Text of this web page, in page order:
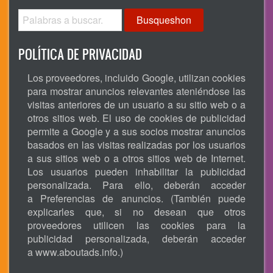
Busqueshon
POLÍTICA DE PRIVACIDAD
Los proveedores, incluido Google, utilizan cookies
para mostrar anuncios relevantes ateniéndose las
visitas anteriores de un usuario a su sitio web o a
otros sitios web. El uso de cookies de publicidad
permite a Google y a sus socios mostrar anuncios
basados en las visitas realizadas por los usuarios
a sus sitios web o a otros sitios web de Internet.
Los usuarios pueden inhabilitar la publicidad
personalizada. Para ello, deberán acceder
a Preferencias de anuncios. (También puede
explicarles que, si no desean que otros
proveedores utilicen las cookies para la
publicidad personalizada, deberán acceder
a www.aboutads.info.)